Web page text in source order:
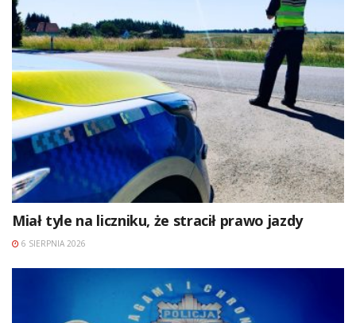
Miał tyle na liczniku, że stracił prawo jazdy
6 SIERPNIA 2026